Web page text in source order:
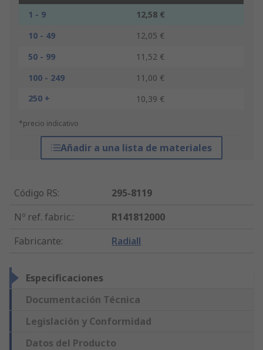
1 - 9
12,58 €
10 - 49
12,05 €
50 - 99
11,52 €
100 - 249
11,00 €
250 +
10,39 €
*precio indicativo
Añadir a una lista de materiales
Código RS:
295-8119
Nº ref. fabric.:
R141812000
Fabricante: Radiall
Especificaciones
Documentación Técnica
Legislación y Conformidad
Datos del Producto